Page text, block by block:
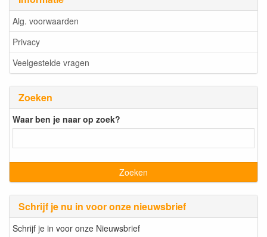
Alg. voorwaarden
Privacy
Veelgestelde vragen
Zoeken
Waar ben je naar op zoek?
Schrijf je nu in voor onze nieuwsbrief
Schrijf je in voor onze Nieuwsbrief